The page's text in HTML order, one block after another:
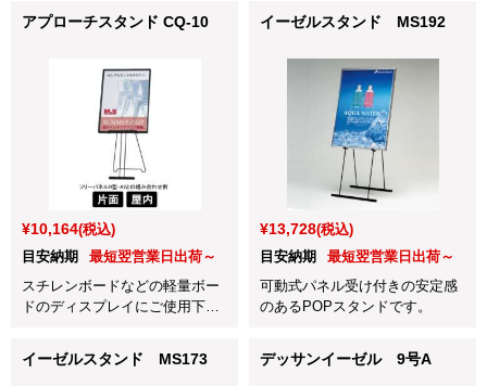
れます。
アプローチスタンド CQ-10
¥10,164(税込)
目安納期
最短翌営業日出荷～
スチレンボードなどの軽量ボー
ドのディスプレイにご使用下さ
イーゼルスタンド MS192
¥13,728(税込)
目安納期
最短翌営業日出荷～
可動式パネル受け付きの安定感
のあるPOPスタンドです。
イーゼルスタンド MS173 デッサンイーゼル 9号A